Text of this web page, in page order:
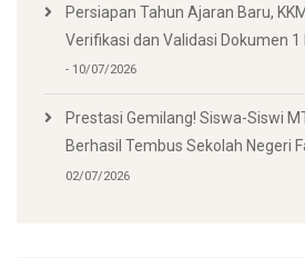
Persiapan Tahun Ajaran Baru,
Verifikasi dan Validasi Dokumen
10/07/2026
Prestasi Gemilang! Siswa-Siswi
Berhasil Tembus Sekolah Negeri
02/07/2026